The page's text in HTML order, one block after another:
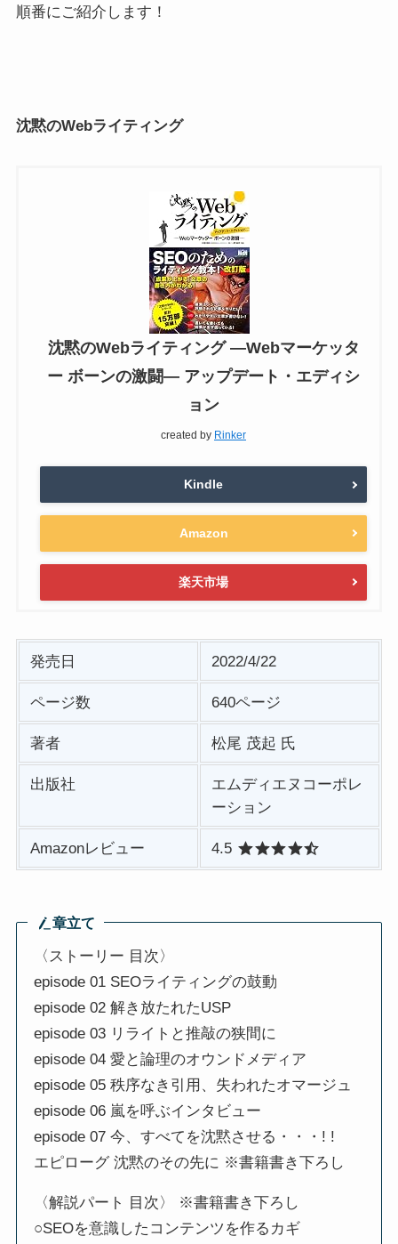
順番にご紹介します！
沈黙のWebライティング
沈黙のWebライティング —Webマーケッタ
ー ボーンの激闘— アップデート・エディシ
ョン
created by Rinker
Kindle
Amazon
楽天市場
発売日 2022/4/22
ページ数 640ページ
著者 松尾 茂起 氏
出版社
エムディエヌコーポレ
ーション
Amazonレビュー 4.5
章立て
〈ストーリー 目次〉
episode 01 SEOライティングの鼓動
episode 02 解き放たれたUSP
episode 03 リライトと推敲の狭間に
episode 04 愛と論理のオウンドメディア
episode 05 秩序なき引用、失われたオマージュ
episode 06 嵐を呼ぶインタビュー
episode 07 今、すべてを沈黙させる・・・! !
エピローグ 沈黙のその先に ※書籍書き下ろし
〈解説パート 目次〉 ※書籍書き下ろし
○SEOを意識したコンテンツを作るカギ